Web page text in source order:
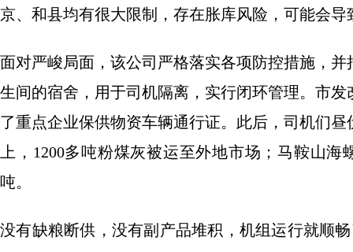
京、和县均有很大限制，存在胀库风险，可能会导
面对严峻局面，该公司严格落实各项防控措施，
生间的宿舍，用于司机隔离，实行闭环管理。市
了重点企业保供物资车辆通行证。此后，司机们
上，1200多吨粉煤灰被运至外地市场；马鞍山
吨。
没有缺粮断供，没有副产品堆积，机组运行就顺